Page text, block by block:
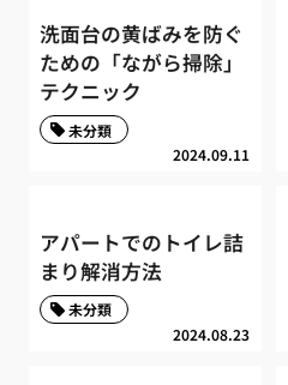
洗面台の黄ばみを防ぐ
ための「ながら掃除」
テクニック
2024.09.11
未分類
アパートでのトイレ詰
まり解消方法
2024.08.23
未分類